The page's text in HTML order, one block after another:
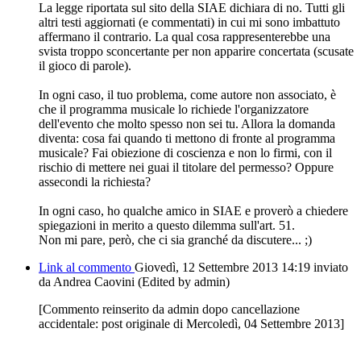
La legge riportata sul sito della SIAE dichiara di no. Tutti gli
altri testi aggiornati (e commentati) in cui mi sono imbattuto
affermano il contrario. La qual cosa rappresenterebbe una
svista troppo sconcertante per non apparire concertata (scusate
il gioco di parole).
In ogni caso, il tuo problema, come autore non associato, è
che il programma musicale lo richiede l'organizzatore
dell'evento che molto spesso non sei tu. Allora la domanda
diventa: cosa fai quando ti mettono di fronte al programma
musicale? Fai obiezione di coscienza e non lo firmi, con il
rischio di mettere nei guai il titolare del permesso? Oppure
assecondi la richiesta?
In ogni caso, ho qualche amico in SIAE e proverò a chiedere
spiegazioni in merito a questo dilemma sull'art. 51.
Non mi pare, però, che ci sia granché da discutere... ;)
Link al commento Giovedì, 12 Settembre 2013 14:19 inviato
da Andrea Caovini (Edited by admin)
[Commento reinserito da admin dopo cancellazione
accidentale: post originale di Mercoledì, 04 Settembre 2013]